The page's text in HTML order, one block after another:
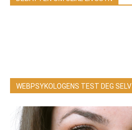
WEBPSYKOLOGENS TEST DEG SELV